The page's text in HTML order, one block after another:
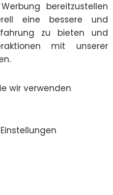
bereitzustellen
eine bessere und
zu bieten und
mit unserer
wir verwenden